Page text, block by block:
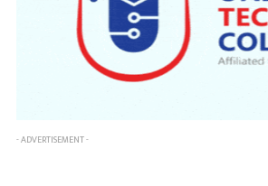
- ADVERTISEMENT -